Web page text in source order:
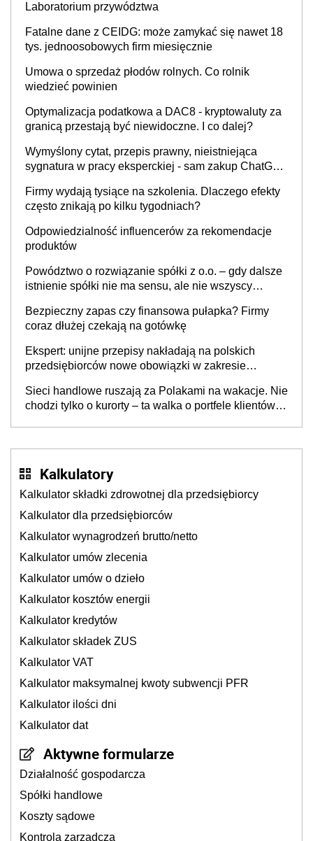
Laboratorium przywództwa
Fatalne dane z CEIDG: może zamykać się nawet 18
tys. jednoosobowych firm miesięcznie
Umowa o sprzedaż płodów rolnych. Co rolnik
wiedzieć powinien
Optymalizacja podatkowa a DAC8 - kryptowaluty za
granicą przestają być niewidoczne. I co dalej?
Wymyślony cytat, przepis prawny, nieistniejąca
sygnatura w pracy eksperckiej - sam zakup ChatGPT
Firmy wydają tysiące na szkolenia. Dlaczego efekty
często znikają po kilku tygodniach?
Odpowiedzialność influencerów za rekomendacje
produktów
Powództwo o rozwiązanie spółki z o.o. – gdy dalsze
istnienie spółki nie ma sensu, ale nie wszyscy
Bezpieczny zapas czy finansowa pułapka? Firmy
coraz dłużej czekają na gotówkę
Ekspert: unijne przepisy nakładają na polskich
przedsiębiorców nowe obowiązki w zakresie
Sieci handlowe ruszają za Polakami na wakacje. Nie
chodzi tylko o kurorty – ta walka o portfele klientów
Kalkulatory
Kalkulator składki zdrowotnej dla przedsiębiorcy
Kalkulator dla przedsiębiorców
Kalkulator wynagrodzeń brutto/netto
Kalkulator umów zlecenia
Kalkulator umów o dzieło
Kalkulator kosztów energii
Kalkulator kredytów
Kalkulator składek ZUS
Kalkulator VAT
Kalkulator maksymalnej kwoty subwencji PFR
Kalkulator ilości dni
Kalkulator dat
Aktywne formularze
Działalność gospodarcza
Spółki handlowe
Koszty sądowe
Kontrola zarządcza